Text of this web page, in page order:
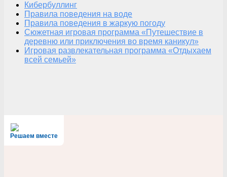
Кибербуллинг
Правила поведения на воде
Правила поведения в жаркую погоду
Сюжетная игровая программа «Путешествие в
деревню или приключения во время каникул»
Игровая развлекательная программа «Отдыхаем
всей семьей»
Решаем вместе